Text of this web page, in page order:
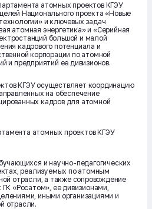
атомных проектов КГЭУ
Национального проекта «Новые
и ключевых задач
атомная энергетика» и «Серийная
большой и малой
кадрового потенциала и
корпорации по атомной
и предприятий ее дивизионов.
КГЭУ осуществляет координацию
на обеспечение
кадров для атомной
атомных проектов КГЭУ
и научно-педагогических
реализуемых по атомным
отрасли, а также сопровождение
«Росатом», ее дивизионами,
иными организациями и
отрасли.